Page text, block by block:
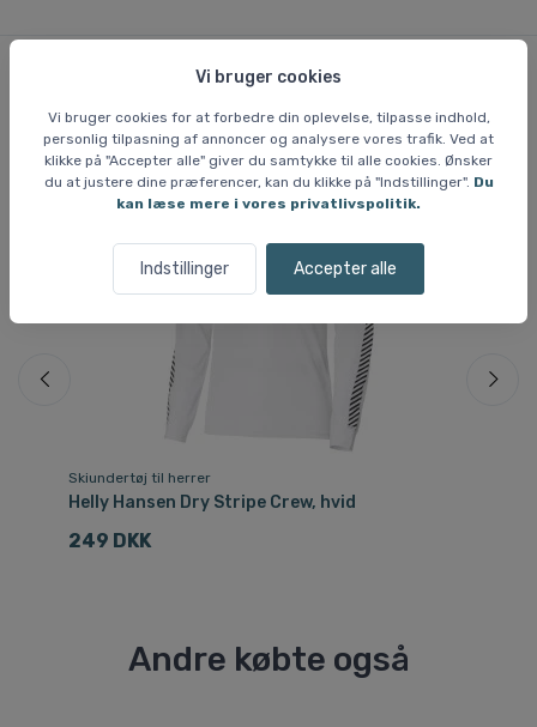
Vi bruger cookies
Vi bruger cookies for at forbedre din oplevelse, tilpasse indhold,
personlig tilpasning af annoncer og analysere vores trafik. Ved at
klikke på "Accepter alle" giver du samtykke til alle cookies. Ønsker
du at justere dine præferencer, kan du klikke på "Indstillinger". Du
kan læse mere i vores privatlivspolitik.
Indstillinger Accepter alle
Lignende varer
Skiundertøj til herrer
Helly Hansen Dry Stripe Crew, hvid
249 DKK
Andre købte også